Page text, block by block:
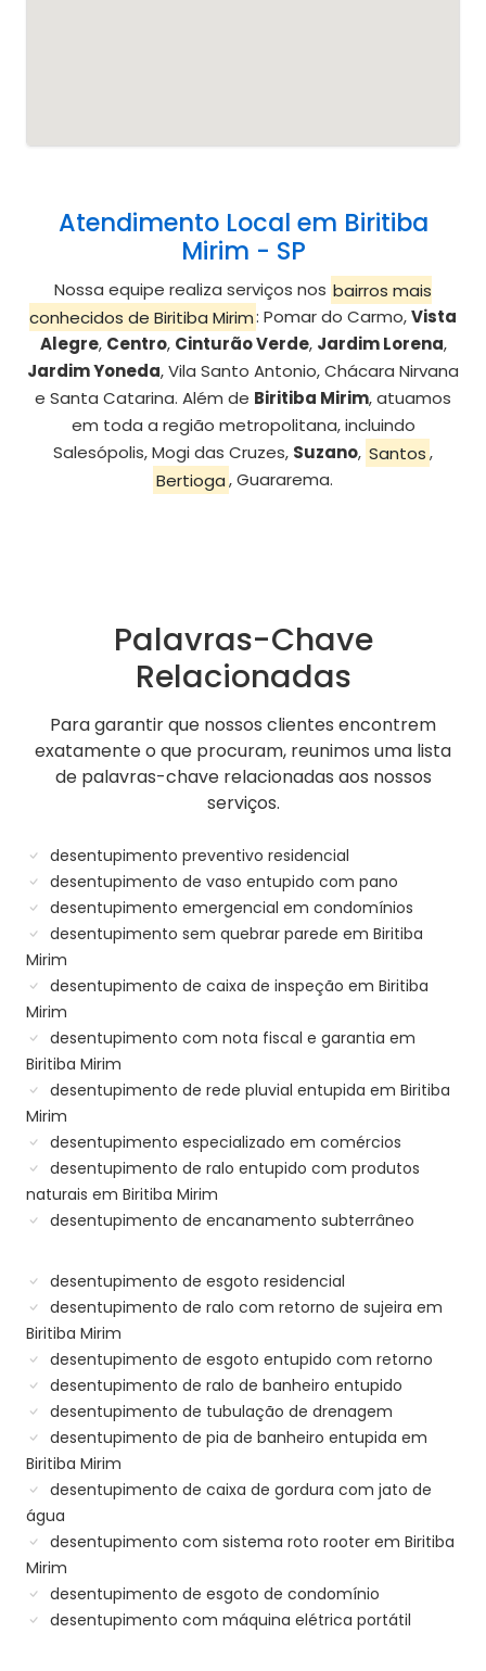
Atendimento Local em Biritiba
Mirim - SP
Nossa equipe realiza serviços nos bairros mais
conhecidos de Biritiba Mirim: Pomar do Carmo,Vista
Alegre, Centro, Cinturão Verde, Jardim Lorena,
Jardim Yoneda, Vila Santo Antonio, Chácara Nirvana
e Santa Catarina. Além de Biritiba Mirim, atuamos
em toda a região metropolitana, incluindo
Salesópolis, Mogi das Cruzes, Suzano, Santos,
Bertioga, Guararema.
Palavras-Chave
Relacionadas
Para garantir que nossos clientes encontrem
exatamente o que procuram, reunimos uma lista
de palavras-chave relacionadas aos nossos
serviços.
desentupimento preventivo residencial
desentupimento de vaso entupido com pano
desentupimento emergencial em condomínios
desentupimento sem quebrar parede em Biritiba
Mirim
desentupimento de caixa de inspeção em Biritiba
Mirim
desentupimento com nota fiscal e garantia em
Biritiba Mirim
desentupimento de rede pluvial entupida em Biritiba
Mirim
desentupimento especializado em comércios
desentupimento de ralo entupido com produtos
naturais em Biritiba Mirim
desentupimento de encanamento subterrâneo
desentupimento de esgoto residencial
desentupimento de ralo com retorno de sujeira em
Biritiba Mirim
desentupimento de esgoto entupido com retorno
desentupimento de ralo de banheiro entupido
desentupimento de tubulação de drenagem
desentupimento de pia de banheiro entupida em
Biritiba Mirim
desentupimento de caixa de gordura com jato de
água
desentupimento com sistema roto rooter em Biritiba
Mirim
desentupimento de esgoto de condomínio
desentupimento com máquina elétrica portátil